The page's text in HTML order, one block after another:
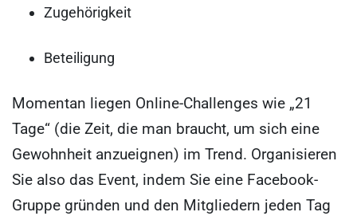
Zugehörigkeit
Beteiligung
Momentan liegen Online-Challenges wie „21
Tage“ (die Zeit, die man braucht, um sich eine
Gewohnheit anzueignen) im Trend. Organisieren
Sie also das Event, indem Sie eine Facebook-
Gruppe gründen und den Mitgliedern jeden Tag